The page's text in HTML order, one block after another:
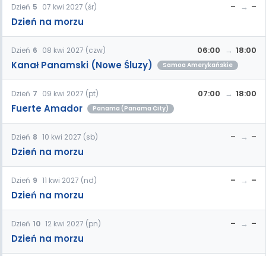
Dzień 5 07 kwi 2027 (śr)
Dzień na morzu
– –
Dzień 6 08 kwi 2027 (czw)
Kanał Panamski (Nowe Śluzy) Samoa Amerykańskie
06:00 18:00
Dzień 7 09 kwi 2027 (pt)
Fuerte Amador Panama (Panama City)
07:00 18:00
Dzień 8 10 kwi 2027 (sb)
Dzień na morzu
– –
Dzień 9 11 kwi 2027 (nd)
Dzień na morzu
– –
Dzień 10 12 kwi 2027 (pn)
Dzień na morzu
– –